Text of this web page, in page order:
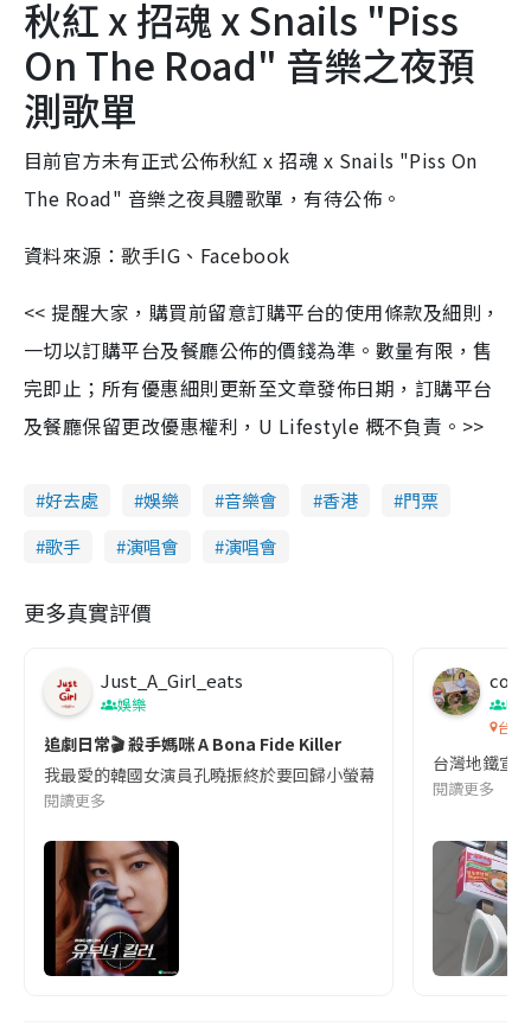
秋紅 x 招魂 x Snails "Piss
On The Road" 音樂之夜預
測歌單
目前官方未有正式公佈秋紅 x 招魂 x Snails "Piss On
The Road" 音樂之夜具體歌單，有待公佈。
資料來源：歌手IG、Facebook
<< 提醒大家，購買前留意訂購平台的使用條款及細則，
一切以訂購平台及餐廳公佈的價錢為準。數量有限，售
完即止；所有優惠細則更新至文章發佈日期，訂購平台
及餐廳保留更改優惠權利，U Lifestyle 概不負責。>>
好去處 娛樂 音樂會 香港
門票
歌手
演唱會 演唱會
更多真實評價
Just_A_Girl_eats
娛樂
追劇日常🎬 殺手媽咪 A Bona Fide Killer
我最愛的韓國女演員孔曉振終於要回歸小螢幕啦!這次的劇本改編
閱讀更多
co
吹
台灣
台灣地鐵宣
閱讀更多